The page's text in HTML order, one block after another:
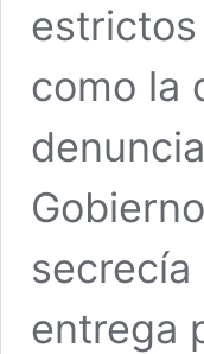
como la
entrega